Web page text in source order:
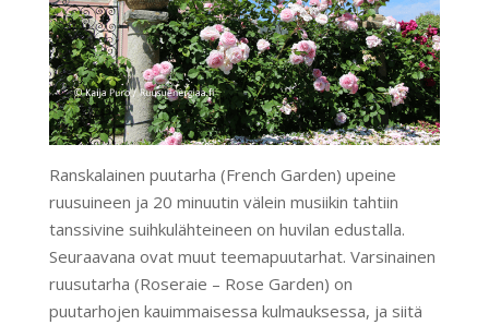
Ranskalainen puutarha (French Garden) upeine
ruusuineen ja 20 minuutin välein musiikin tahtiin
tanssivine suihkulähteineen on huvilan edustalla.
Seuraavana ovat muut teemapuutarhat. Varsinainen
ruusutarha (Roseraie – Rose Garden) on
puutarhojen kauimmaisessa kulmauksessa, ja siitä